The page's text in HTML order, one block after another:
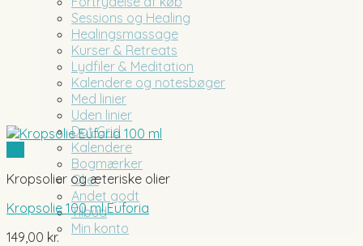
Sessions og Healing
Healingsmassage
Kurser & Retreats
Lydfiler & Meditation
Kalendere og notesbøger
Med linier
Uden linier
Dot Grid
Kalendere
Bogmærker
Olier
Andet godt
Tilbud
Min konto
Kropsolier og æteriske olier
Kropsolie 100 ml Euforia
149,00 kr.